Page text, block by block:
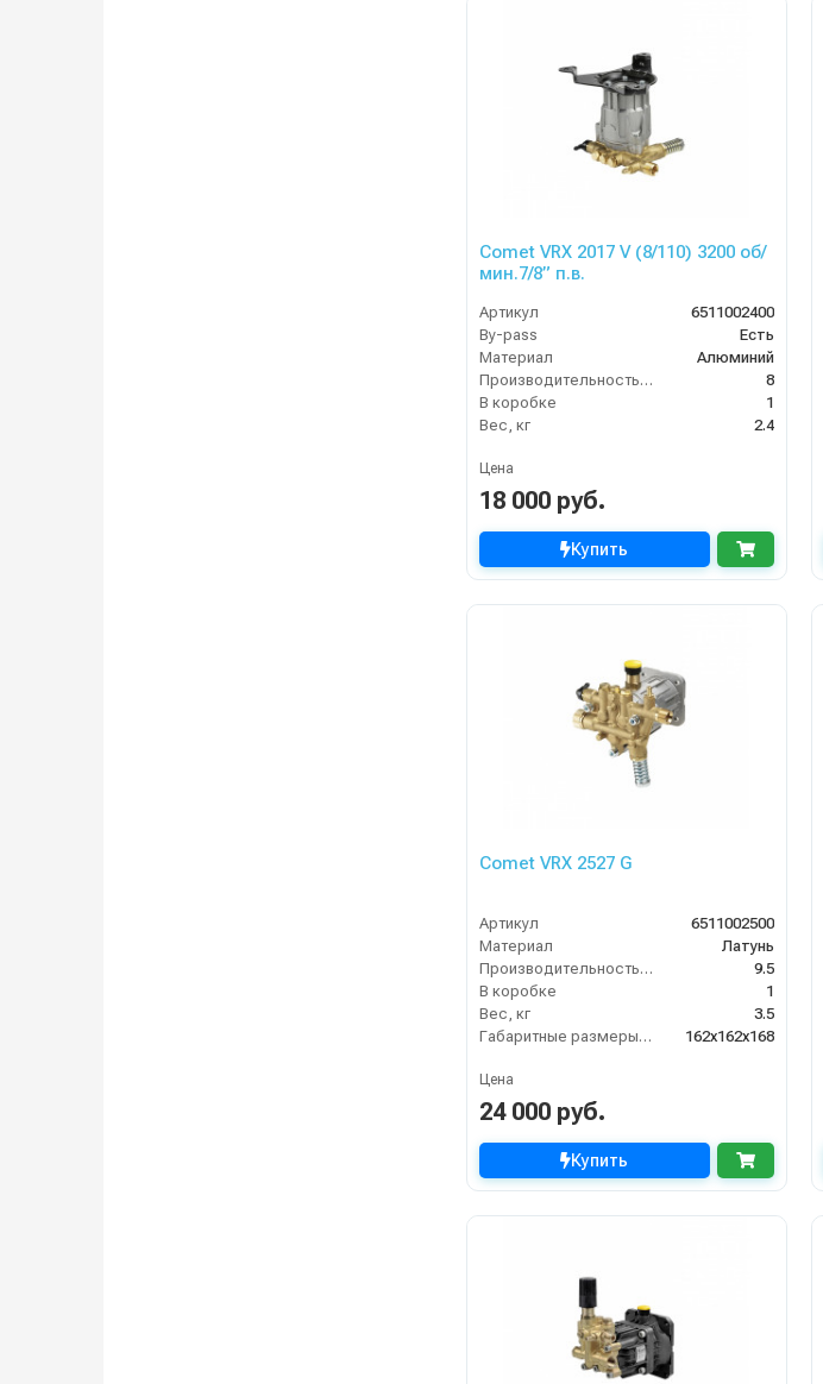
Comet VRX 2017 V (8/110) 3200 об/
мин.7/8” п.в.
Артикул
6511002400
By-pass
Есть
Материал
Алюминий
Производительность (л/мин)
8
В коробке
1
Вес, кг
2.4
Цена
18 000 руб.
Купить
Comet VRX 2527 G
Артикул
6511002500
Материал
Латунь
Производительность (л/мин)
9.5
В коробке
1
Вес, кг
3.5
Габаритные размеры, мм
162x162x168
Цена
24 000 руб.
Купить